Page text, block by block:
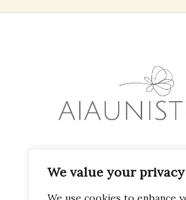
We value your privacy